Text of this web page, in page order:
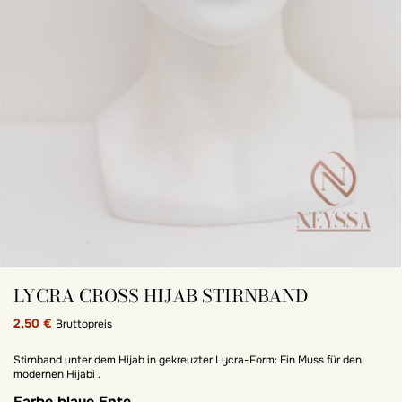
LYCRA CROSS HIJAB STIRNBAND
2,50 € Bruttopreis
Stirnband unter dem Hijab in gekreuzter Lycra-Form: Ein Muss für den
modernen Hijabi .